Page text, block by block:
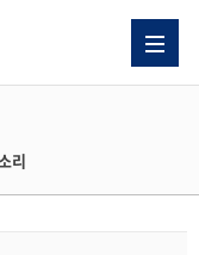
리